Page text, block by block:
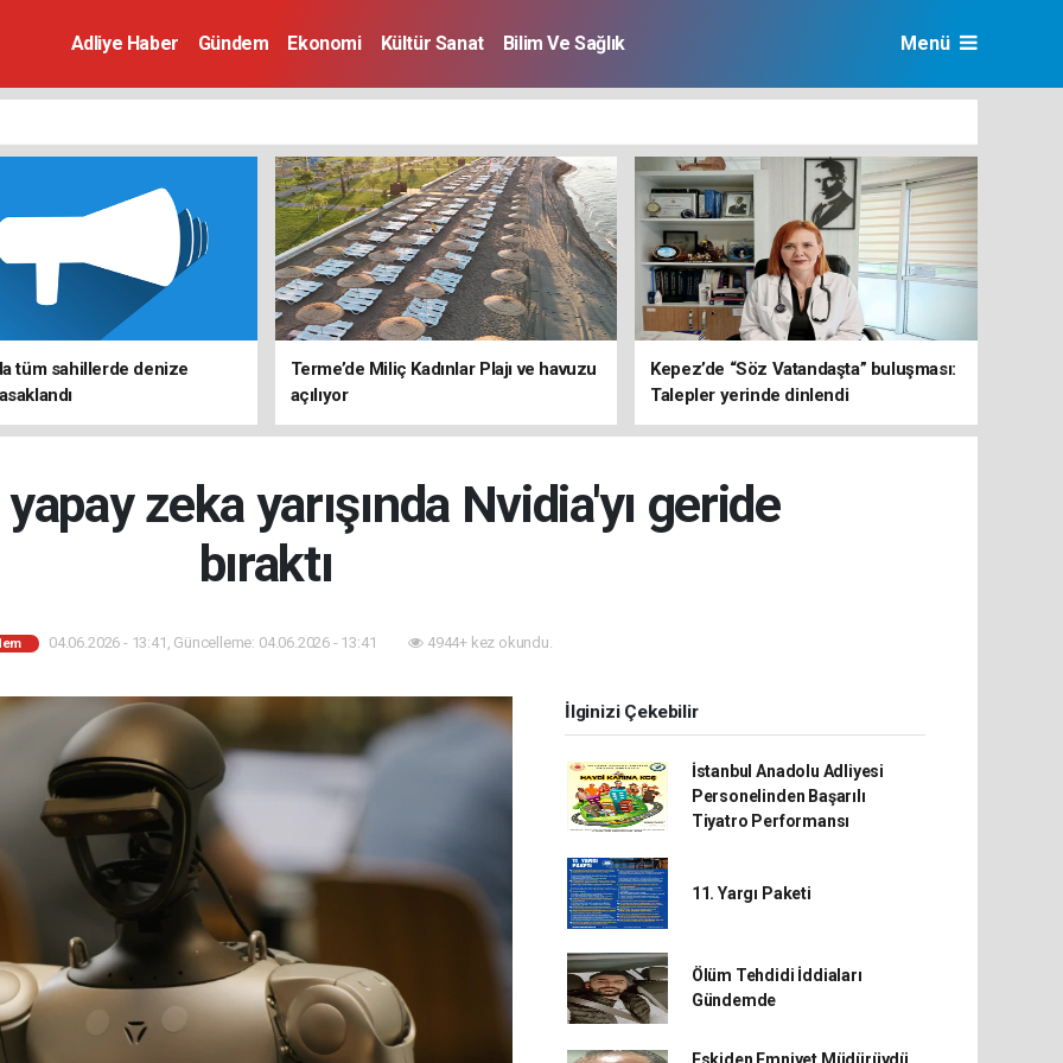
Adliye Haber Gündem Ekonomi Kültür Sanat Bilim Ve Sağlık Menü
tüm sahillerde denize
Terme’de Miliç Kadınlar Plajı ve havuzu
açılıyor
Kepez’de “Söz Vatandaşta” buluşması:
Talepler yerinde dinlendi
zeka yarışında Nvidia'yı geride
bıraktı
04.06.2026 - 13:41, Güncelleme: 04.06.2026 - 13:41 4944+ kez okundu.
İlginizi Çekebilir
İstanbul Anadolu Adliyesi
Personelinden Başarılı
Tiyatro Performansı
11. Yargı Paketi
Ölüm Tehdidi İddiaları
Gündemde